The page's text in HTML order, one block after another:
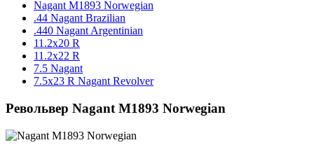
Nagant M1893 Norwegian
.44 Nagant Brazilian
.440 Nagant Argentinian
11.2x20 R
11.2х22 R
7.5 Nagant
7.5x23 R Nagant Revolver
Револьвер Nagant M1893 Norwegian